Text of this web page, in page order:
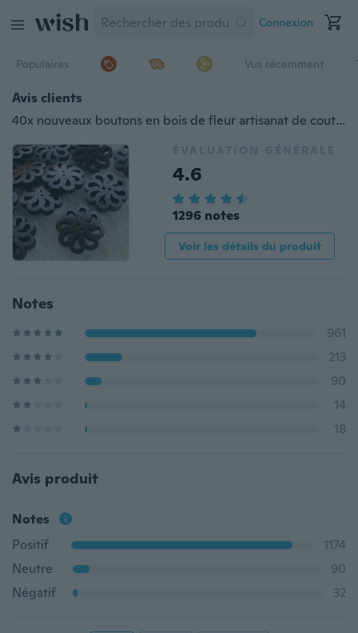
Connexion
Populaires Vus récemment
Avis clients
40x nouveaux boutons en bois de fleur artisanat de couture de 20 mm
ÉVALUATION GÉNÉRALE
4.6
1296 notes
Voir les détails du produit
Notes
961
213
90
14
18
Avis produit
Notes
Positif
1174
Neutre
90
Négatif
32